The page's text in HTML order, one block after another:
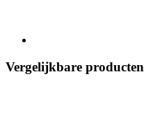
Vergelijkbare producten